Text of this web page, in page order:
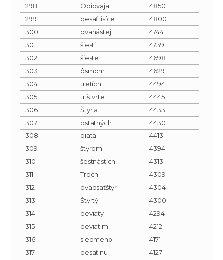
298 Obidvaja
4850
299
desaťtisíce
4800
300
dvanástej
4744
301
šiesti
4739
302
šieste
4698
303
ôsmom
4629
304
tretích
4494
305
trištvrte
4445
306
Štyria
4433
307
ostatných
4430
308
piata
4413
309
štyrom
4394
310
šestnástich
4313
311
Troch
4309
312
dvadsaťštyri
4304
313
Štvrtý
4300
314
deviaty
4294
315
deviatimi
4212
316
siedmeho
4171
317
desatinu
4127